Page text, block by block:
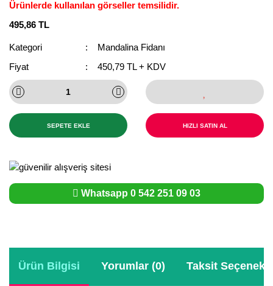
Ürünlerde kullanılan görseller temsilidir.
495,86 TL
Kategori
Mandalina Fidanı
Fiyat
450,79 TL + KDV
SEPETE EKLE HIZLI SATIN AL
Whatsapp 0 542 251 09 03
Ürün Bilgisi Yorumlar (0) Taksit